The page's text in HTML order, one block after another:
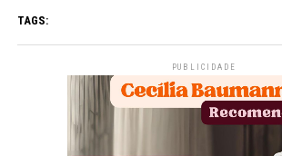
TAGS:
PUBLICIDADE